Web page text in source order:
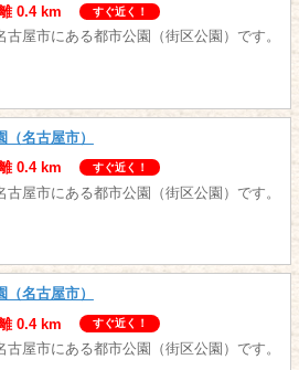
0.4 km
すぐ近く！
古屋市にある都市公園（街区公園）です。
（名古屋市）
0.4 km
すぐ近く！
古屋市にある都市公園（街区公園）です。
（名古屋市）
0.4 km
すぐ近く！
古屋市にある都市公園（街区公園）です。